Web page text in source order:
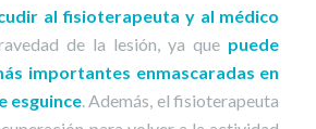
al fisioterapeuta y al médico
de la lesión, ya que puede
importantes enmascaradas en
esguince. Además, el fisioterapeuta